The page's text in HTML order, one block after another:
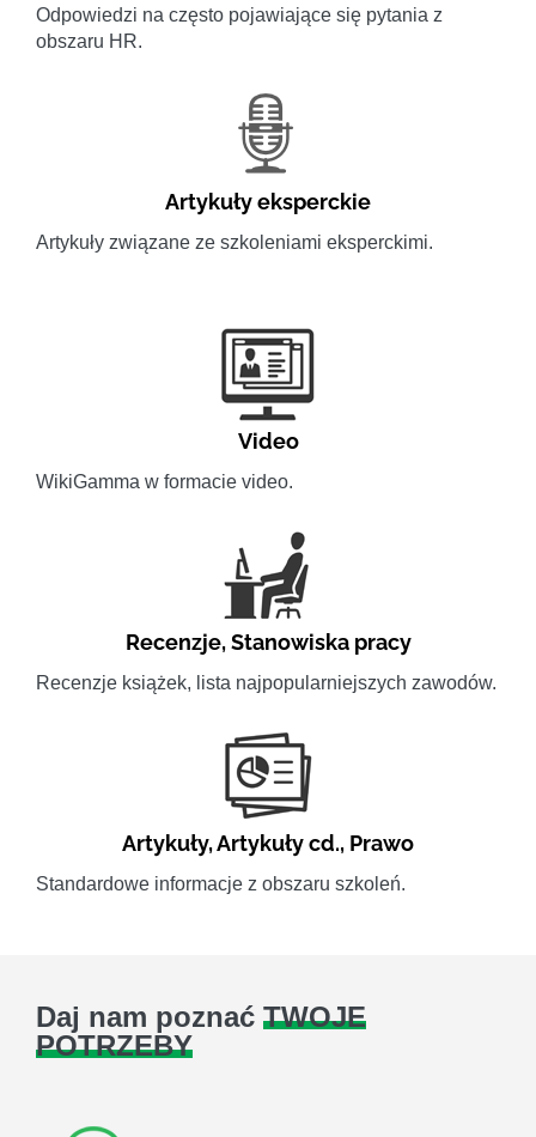
Odpowiedzi na często pojawiające się pytania z
obszaru HR.
Artykuły eksperckie
Artykuły związane ze szkoleniami eksperckimi.
Video
WikiGamma w formacie video.
Recenzje,Stanowiska pracy
Recenzje książek, lista najpopularniejszych zawodów.
Artykuły,Artykuły cd., Prawo
Standardowe informacje z obszaru szkoleń.
Daj nam poznać TWOJE
POTRZEBY